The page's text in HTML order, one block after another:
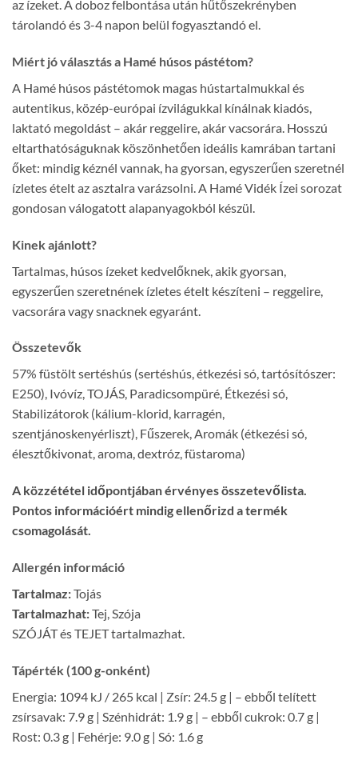
az ízeket. A doboz felbontása után hűtőszekrényben
tárolandó és 3-4 napon belül fogyasztandó el.
Miért jó választás a Hamé húsos pástétom?
A Hamé húsos pástétomok magas hústartalmukkal és
autentikus, közép-európai ízvilágukkal kínálnak kiadós,
laktató megoldást – akár reggelire, akár vacsorára. Hosszú
eltarthatóságuknak köszönhetően ideális kamrában tartani
őket: mindig kéznél vannak, ha gyorsan, egyszerűen szeretnél
ízletes ételt az asztalra varázsolni. A Hamé Vidék Ízei sorozat
gondosan válogatott alapanyagokból készül.
Kinek ajánlott?
Tartalmas, húsos ízeket kedvelőknek, akik gyorsan,
egyszerűen szeretnének ízletes ételt készíteni – reggelire,
vacsorára vagy snacknek egyaránt.
Összetevők
57% füstölt sertéshús (sertéshús, étkezési só, tartósítószer:
E250), Ivóvíz, TOJÁS, Paradicsompüré, Étkezési só,
Stabilizátorok (kálium-klorid, karragén,
szentjánoskenyérliszt), Fűszerek, Aromák (étkezési só,
élesztőkivonat, aroma, dextróz, füstaroma)
A közzététel időpontjában érvényes összetevőlista.
Pontos információért mindig ellenőrizd a termék
csomagolását.
Allergén információ
Tartalmaz:Tojás
Tartalmazhat:Tej, Szója
SZÓJÁT és TEJET tartalmazhat.
Tápérték (100 g-onként)
Energia: 1094 kJ / 265 kcal | Zsír: 24.5 g | – ebből telített
zsírsavak: 7.9 g | Szénhidrát: 1.9 g | – ebből cukrok: 0.7 g |
Rost: 0.3 g | Fehérje: 9.0 g | Só: 1.6 g